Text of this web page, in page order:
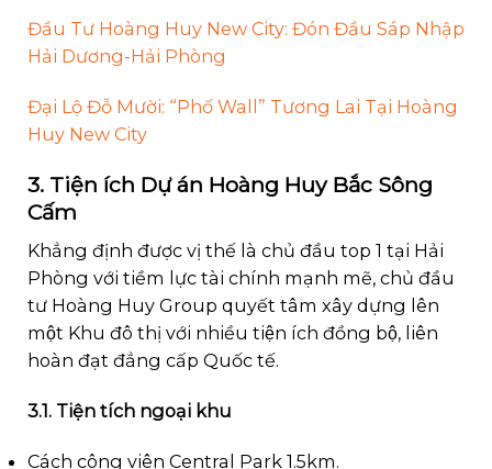
Đầu Tư Hoàng Huy New City: Đón Đầu Sáp Nhập
Hải Dương-Hải Phòng
Đại Lộ Đỗ Mười: “Phố Wall” Tương Lai Tại Hoàng
Huy New City
3. Tiện ích Dự án Hoàng Huy Bắc Sông
Cấm
Khẳng định được vị thế là chủ đầu top 1 tại Hải
Phòng với tiềm lực tài chính mạnh mẽ, chủ đầu
tư Hoàng Huy Group quyết tâm xây dựng lên
một Khu đô thị với nhiều tiện ích đồng bộ, liên
hoàn đạt đẳng cấp Quốc tế.
3.1. Tiện tích ngoại khu
Cách công viên Central Park 1.5km.